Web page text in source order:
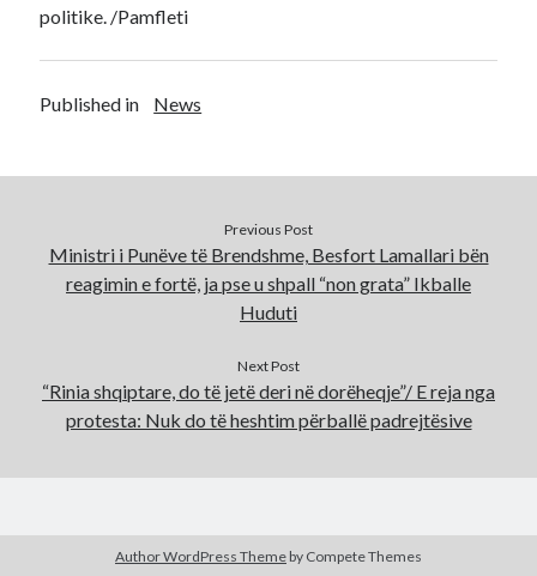
politike. /Pamfleti
Published in News
Previous Post
Ministri i Punëve të Brendshme, Besfort Lamallari bën
reagimin e fortë, ja pse u shpall “non grata” Ikballe
Huduti
Next Post
“Rinia shqiptare, do të jetë deri në dorëheqje”/ E reja nga
protesta: Nuk do të heshtim përballë padrejtësive
Author WordPress Theme by Compete Themes